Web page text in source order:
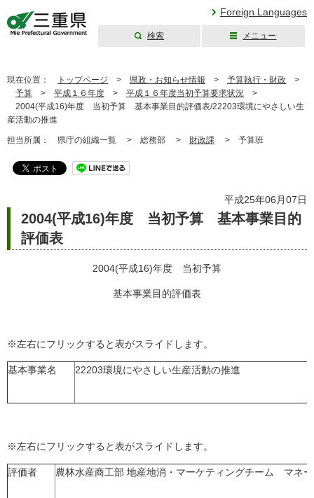
Foreign Languages
検索 メニュー
現在位置： トップページ > 県政・お知らせ情報 > 予算執行・財政 >
予算 > 平成１６年度 > 平成１６年度当初予算要求状況 >
2004(平成16)年度 当初予算 基本事業目的評価表/22203環境にやさしい生
産活動の推進
担当所属： 県庁の組織一覧 > 総務部 > 財政課 > 予算班
平成25年06月07日
2004(平成16)年度 当初予算 基本事業目的
評価表
2004(平成16)年度 当初予算
基本事業目的評価表
※左右にフリックすると表がスライドします。
基本事業名 22203環境にやさしい生産活動の推進
※左右にフリックすると表がスライドします。
評価者 農林水産商工部 地産地消・マーケティングチーム マ